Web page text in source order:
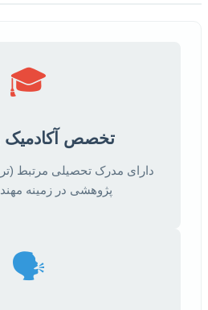
🎓
تخصص آکادمیک
دارای مدرک تحصیلی مرتبط
پژوهشی در زمینه
🗣️